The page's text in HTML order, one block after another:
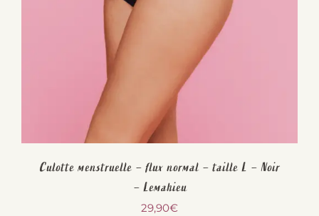
Culotte menstruelle – flux normal – taille L – Noir
– Lemahieu
29,90€